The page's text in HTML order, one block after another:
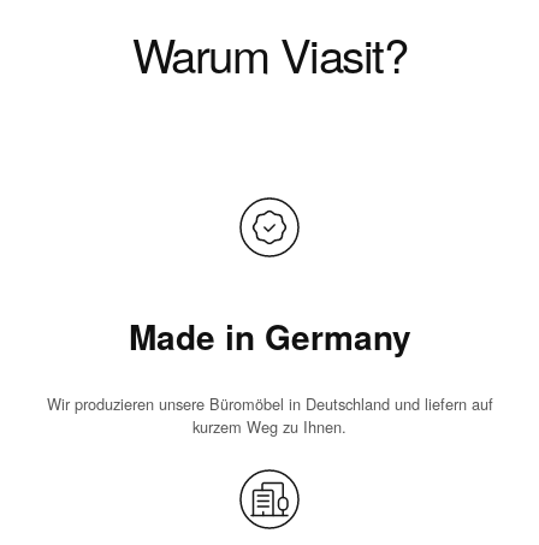
Warum Viasit?
Made in Germany
Wir produzieren unsere Büromöbel in Deutschland und liefern auf
kurzem Weg zu Ihnen.